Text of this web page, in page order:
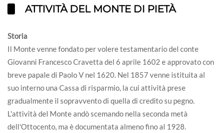
ATTIVITÀ DEL MONTE DI PIETÀ
Storia
Il Monte venne fondato per volere testamentario del conte
Giovanni Francesco Cravetta del 6 aprile 1602 e approvato con
breve papale di Paolo V nel 1620. Nel 1857 venne istituita al
suo interno una Cassa di risparmio, la cui attività prese
gradualmente il sopravvento di quella di credito su pegno.
L'attività del Monte andò scemando nella seconda metà
dell'Ottocento, ma è documentata almeno fino al 1928.